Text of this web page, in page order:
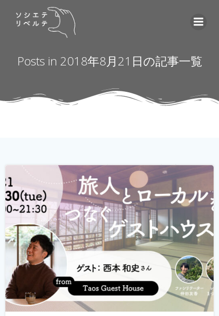
へ
キ
ッ
Posts in 2018年8月21日の記事一覧
ゲストハウス。 ローカルな情報が集まる旅先の入り口であ
り、自分とは異なる価値観の人と気軽に出会える交流の
場。 しかし、コロナウィルスの影響で、交流できるゲスト
ハウスに実際に行けることが少なくなり、寂しく感じてい
る旅人もたくさんいらっしゃると...続きを読む